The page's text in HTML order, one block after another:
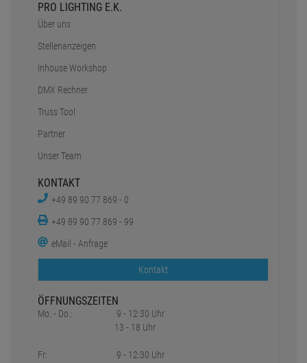
PRO LIGHTING E.K.
Über uns
Stellenanzeigen
Inhouse Workshop
DMX Rechner
Truss Tool
Partner
Unser Team
KONTAKT
+49 89 90 77 869 - 0
+49 89 90 77 869 - 99
eMail - Anfrage
Kontakt
ÖFFNUNGSZEITEN
Mo. - Do.:
Fr:
9 - 12:30 Uhr
13 - 18 Uhr
9 - 12:30 Uhr